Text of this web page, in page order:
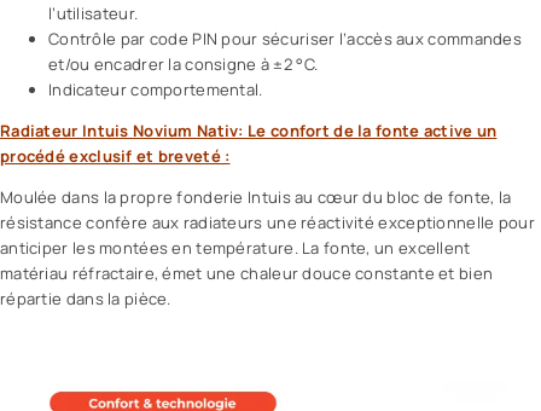
l’utilisateur.
Contrôle par code PIN pour sécuriser l’accès aux commandes
et/ou encadrer la consigne à ±2 °C.
Indicateur comportemental.
Radiateur Intuis Novium Nativ: Le confort de la fonte active un
procédé exclusif et breveté :
Moulée dans la propre fonderie Intuis au cœur du bloc de fonte, la
résistance confère aux radiateurs une réactivité exceptionnelle pour
anticiper les montées en température. La fonte, un excellent
matériau réfractaire, émet une chaleur douce constante et bien
répartie dans la pièce.